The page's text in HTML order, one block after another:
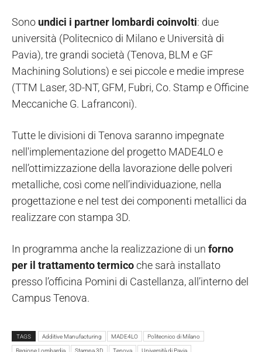
Sono undici i partner lombardi coinvolti: due
università (Politecnico di Milano e Università di
Pavia), tre grandi società (Tenova, BLM e GF
Machining Solutions) e sei piccole e medie imprese
(TTM Laser, 3D-NT, GFM, Fubri, Co. Stamp e Officine
Meccaniche G. Lafranconi).
Tutte le divisioni di Tenova saranno impegnate
nell'implementazione del progetto MADE4LO e
nell’ottimizzazione della lavorazione delle polveri
metalliche, così come nell’individuazione, nella
progettazione e nel test dei componenti metallici da
realizzare con stampa 3D.
In programma anche la realizzazione di un forno
per il trattamento termicoche sarà installato
presso l’officina Pomini di Castellanza, all’interno del
Campus Tenova.
TAGS Additive Manufacturing MADE4LO Politecnico di Milano
Regione Lombardia Stampa 3D Tenova Università di Pavia